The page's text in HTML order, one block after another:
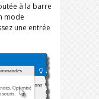
à la barre
mode
une entrée